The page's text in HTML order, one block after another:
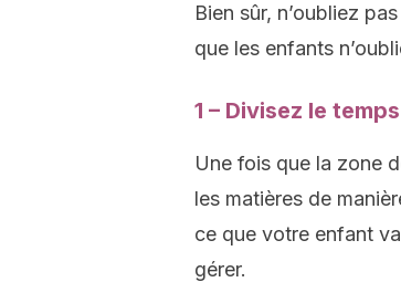
Bien sûr, n’oubliez
que les enfants
1 – Divisez le
Une fois que la zone
les matières de
ce que votre enfant
gérer.